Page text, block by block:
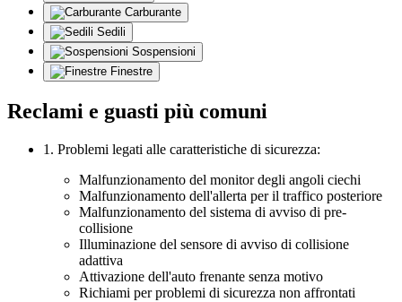
Carburante
Sedili
Sospensioni
Finestre
Reclami e guasti più comuni
1. Problemi legati alle caratteristiche di sicurezza:
Malfunzionamento del monitor degli angoli ciechi
Malfunzionamento dell'allerta per il traffico posteriore
Malfunzionamento del sistema di avviso di pre-
collisione
Illuminazione del sensore di avviso di collisione
adattiva
Attivazione dell'auto frenante senza motivo
Richiami per problemi di sicurezza non affrontati